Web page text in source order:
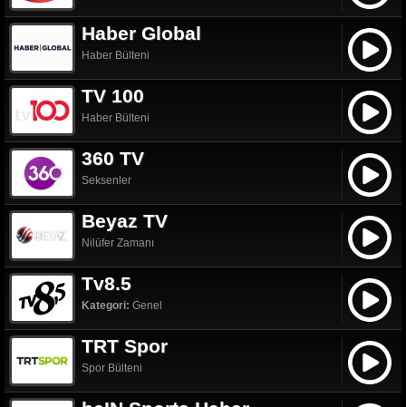
Haber Global
Haber Bülteni
TV 100
Haber Bülteni
360 TV
Seksenler
Beyaz TV
Nilüfer Zamanı
Tv8.5
Kategori: Genel
TRT Spor
Spor Bülteni